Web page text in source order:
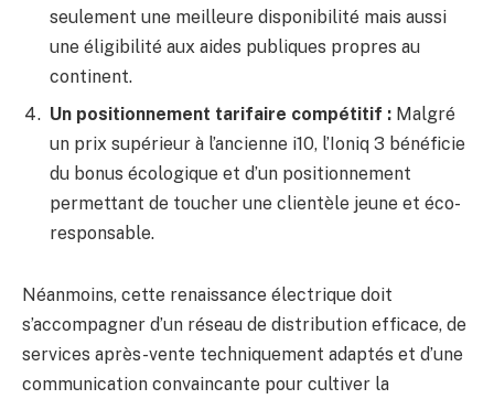
seulement une meilleure disponibilité mais aussi
une éligibilité aux aides publiques propres au
continent.
Un positionnement tarifaire compétitif : Malgré
un prix supérieur à l’ancienne i10, l’Ioniq 3 bénéficie
du bonus écologique et d’un positionnement
permettant de toucher une clientèle jeune et éco-
responsable.
Néanmoins, cette renaissance électrique doit
s’accompagner d’un réseau de distribution efficace, de
services après-vente techniquement adaptés et d’une
communication convaincante pour cultiver la